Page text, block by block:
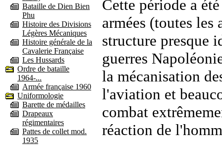
Bataille de Dien Bien
Phu
Histoire des Divisions
Légères Mécaniques
Histoire générale de la
Cavalerie Française
Les Hussards
Ordre de bataille
1964-...
Armée française 1960
Uniformologie
Barette de médailles
Drapeaux
régimentaires
Pattes de collet mod.
1935
Cette période a
armées (toutes les
structure presque
guerres
la mécanisation
l'aviation et
combat
réaction de